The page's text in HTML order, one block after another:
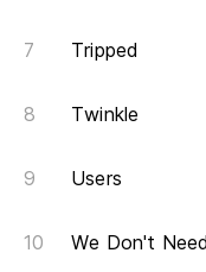
Tripped
Twinkle
Users
We Don't